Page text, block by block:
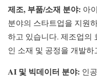
제조, 부품/소재 분야: 아
분야의 스타트업을 지원
하고 있습니다. 제조업의
인 소재 및 공정을 개발하
AI 및 빅데이터 분야: 인